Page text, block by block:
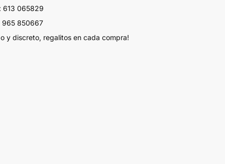
613 065829
850667
y discreto, regalitos en cada compra!